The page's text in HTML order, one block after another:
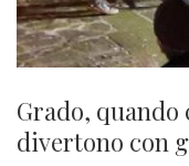
Grado,
divertono con